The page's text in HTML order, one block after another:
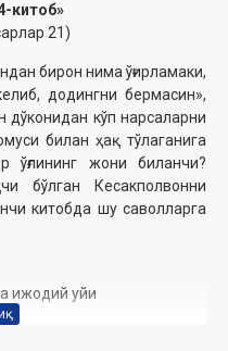
китоб»
21)
бирон нима ўғирламаки,
додингни бермасин»,
кўп нарсаларни
билан ҳақ тўлаганига
ўғлининг жони биланчи?
бўлган Кесакполвонни
китобда шу саволларга
ижодий уйи